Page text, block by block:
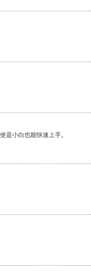
是小白也能快速上手。